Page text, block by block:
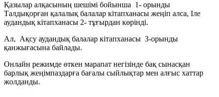
Қазылар алқасының шешімі бойынша 1- орынды
Талдықорған қалалық балалар кітапханасы жеңіп алса, Іле
аудандық кітапханасы 2- тұғырдан көрінді.
Ал, Ақсу аудандық балалар кітапханасы 3-орынды
қанжығасына байлады.
Онлайн режимде өткен марапат негізінде бақ сынасқан
барлық жеңімпаздарға бағалы сыйлықтар мен алғыс хаттар
жолданды.